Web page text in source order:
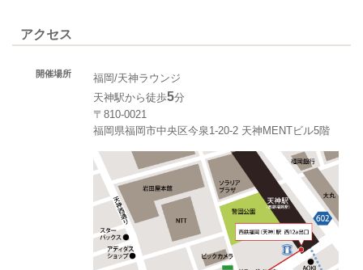
アクセス
開催場所
福岡/天神ラウンジ
天神駅から徒歩5分
〒810-0021
福岡県福岡市中央区今泉1-20-2 天神MENTビル5階